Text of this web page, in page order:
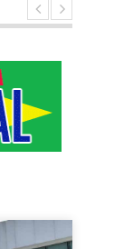
GRNEWS TV: